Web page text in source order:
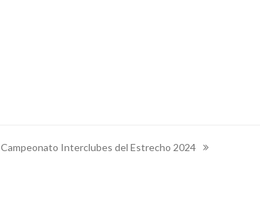
next
Campeonato Interclubes del Estrecho 2024